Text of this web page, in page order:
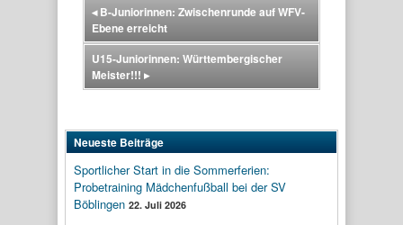
◂B-Juniorinnen: Zwischenrunde auf WFV-
Ebene erreicht
U15-Juniorinnen: Württembergischer
Meister!!! ▸
Neueste Beiträge
Sportlicher Start in die Sommerferien:
Probetraining Mädchenfußball bei der SV
Böblingen 22. Juli 2026